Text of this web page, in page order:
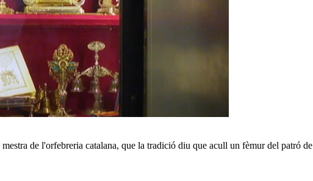
de l'orfebreria catalana, que la tradició diu que acull un fèmur del patró